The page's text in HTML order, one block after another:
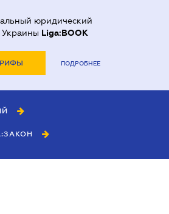
юридический
Украины Liga:BOOK
ПОДРОБНЕЕ